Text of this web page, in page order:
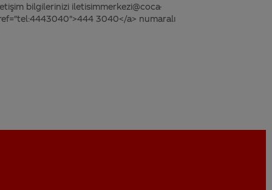
bilgilerinizi iletisimmerkezi@coca-
3040</a> numaralı